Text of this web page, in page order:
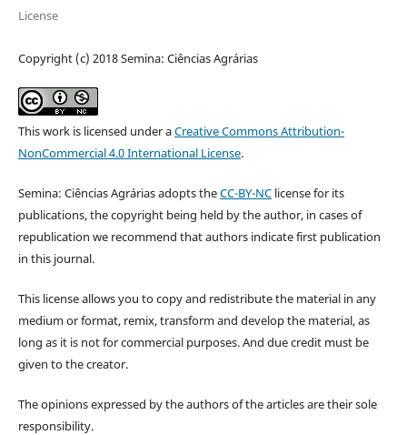
License
Copyright (c) 2018 Semina: Ciências Agrárias
This work is licensed under aCreative Commons Attribution-
NonCommercial 4.0 International License.
Semina: Ciências Agrárias adopts theCC-BY-NClicense for its
publications, the copyright being held by the author, in cases of
republication we recommend that authors indicate first publication
in this journal.
This license allows you to copy and redistribute the material in any
medium or format, remix, transform and develop the material, as
long as it is not for commercial purposes. And due credit must be
given to the creator.
The opinions expressed by the authors of the articles are their sole
responsibility.